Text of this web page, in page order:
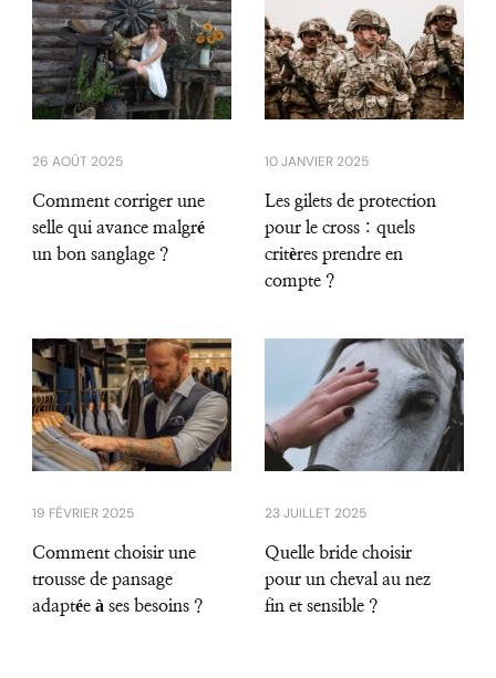
26 AOÛT 2025
Comment corriger une
selle qui avance malgré
un bon sanglage ?
10 JANVIER 2025
Les gilets de protection
pour le cross : quels
critères prendre en
compte ?
19 FÉVRIER 2025
Comment choisir une
trousse de pansage
adaptée à ses besoins ?
23 JUILLET 2025
Quelle bride choisir
pour un cheval au nez
fin et sensible ?